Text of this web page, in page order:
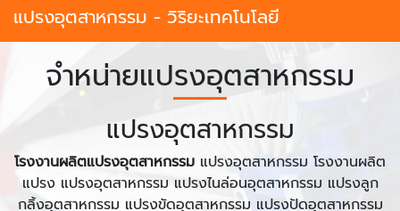
แปรงอุตสาหกรรม - วิริยะเทคโนโลยี
จำหน่ายแปรงอุตสาหกรรม
แปรงอุตสาหกรรม
โรงงานผลิตแปรงอุตสาหกรรม แปรงอุตสาหกรรม โรงงานผลิต
แปรง แปรงอุตสาหกรรม แปรงไนล่อนอุตสาหกรรม แปรงลูก
กลิ้งอุตสาหกรรม แปรงขัดอุตสาหกรรม แปรงปัดอุตสาหกรรม